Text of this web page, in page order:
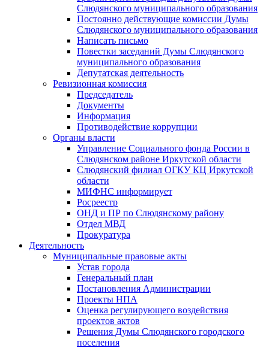
Слюдянского муниципального образования
Постоянно действующие комиссии Думы
Слюдянского муниципального образования
Написать письмо
Повестки заседаний Думы Слюдянского
муниципального образования
Депутатская деятельность
Ревизионная комиссия
Председатель
Документы
Информация
Противодействие коррупции
Органы власти
Управление Социального фонда России в
Слюдянском районе Иркутской области
Слюдянский филиал ОГКУ КЦ Иркутской
области
МИФНС информирует
Росреестр
ОНД и ПР по Слюдянскому району
Отдел МВД
Прокуратура
Деятельность
Муниципальные правовые акты
Устав города
Генеральный план
Постановления Администрации
Проекты НПА
Оценка регулирующего воздействия
проектов актов
Решения Думы Слюдянского городского
поселения